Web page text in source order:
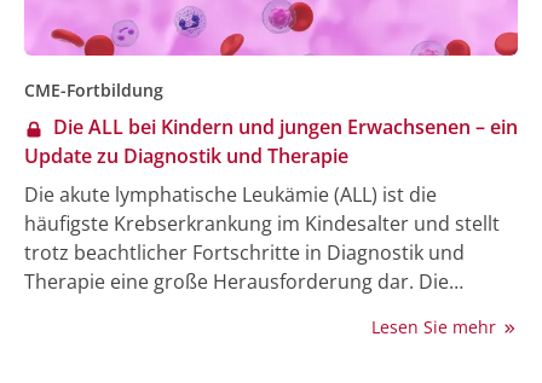
CME-Fortbildung
Die ALL bei Kindern und jungen Erwachsenen – ein
Update zu Diagnostik und Therapie
Die akute lymphatische Leukämie (ALL) ist die
häufigste Krebserkrankung im Kindesalter und stellt
trotz beachtlicher Fortschritte in Diagnostik und
Therapie eine große Herausforderung dar. Die
Behandlungsstrategien in den letzten Jahrzehnten auf
Lesen Sie mehr